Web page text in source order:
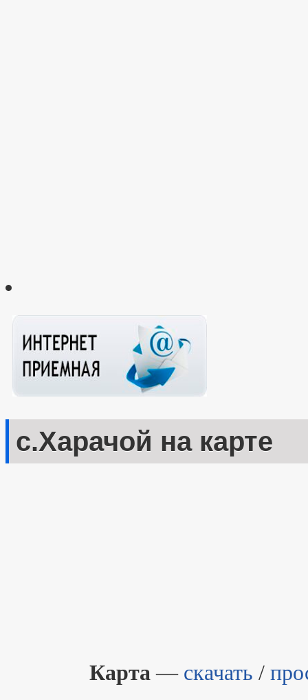
с.Харачой на карте
Карта — скачать /